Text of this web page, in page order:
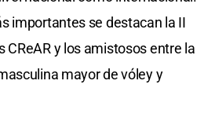
importantes se destacan la II
CReAR y los amistosos entre la
mayor de vóley y